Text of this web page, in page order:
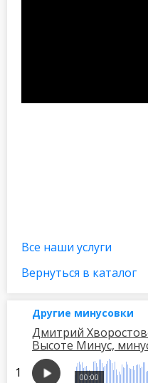
Все наши услуги
Вернуться в каталог
Другие минусовки
Дмитрий
Высоте Минус,
00:00